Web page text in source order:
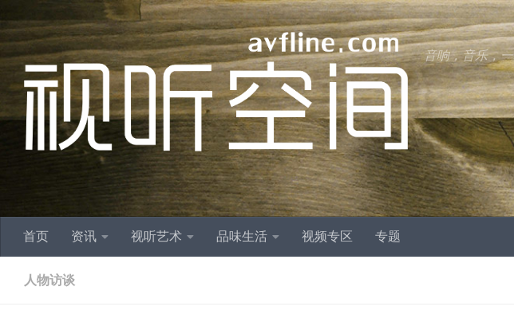
跳至内容
音响，音乐，
首页 资讯 视听艺术 品味生活 视频专区 专题
人物访谈